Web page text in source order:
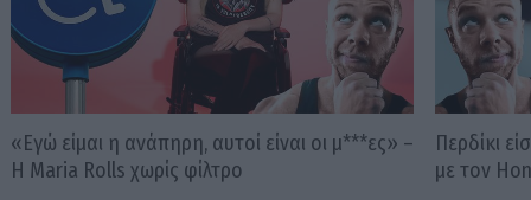
«Εγώ είμαι η ανάπηρη, αυτοί είναι οι μ***ες» –
Η Maria Rolls χωρίς φίλτρο
Περδίκι
με τον